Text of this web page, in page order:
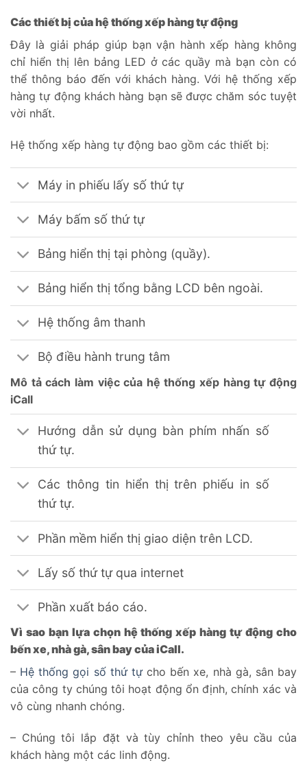
Các thiết bị của hệ thống xếp hàng tự động
Đây là giải pháp giúp bạn vận hành xếp hàng không
chỉ hiển thị lên bảng LED ở các quầy mà bạn còn có
thể thông báo đến với khách hàng. Với hệ thống xếp
hàng tự động khách hàng bạn sẽ được chăm sóc tuyệt
vời nhất.
Hệ thống xếp hàng tự động bao gồm các thiết bị:
Máy in phiếu lấy số thứ tự
Máy bấm số thứ tự
Bảng hiển thị tại phòng (quầy).
Bảng hiển thị tổng bằng LCD bên ngoài.
Hệ thống âm thanh
Bộ điều hành trung tâm
Mô tả cách làm việc của hệ thống xếp hàng tự động
iCall
Hướng dẫn sử dụng bàn phím nhấn số
thứ tự.
Các thông tin hiển thị trên phiếu in số
thứ tự.
Phần mềm hiển thị giao diện trên LCD.
Lấy số thứ tự qua internet
Phần xuất báo cáo.
Vì sao bạn lựa chọn hệ thống xếp hàng tự động cho
bến xe, nhà gà, sân bay của iCall.
– Hệ thống gọi số thứ tựcho bến xe, nhà gà, sân bay
của công ty chúng tôi hoạt động ổn định, chính xác và
vô cùng nhanh chóng.
– Chúng tôi lắp đặt và tùy chỉnh theo yêu cầu của
khách hàng một các linh động.